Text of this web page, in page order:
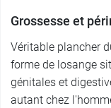
Grossesse et
Véritable plancher
forme de losange
génitales et
autant chez